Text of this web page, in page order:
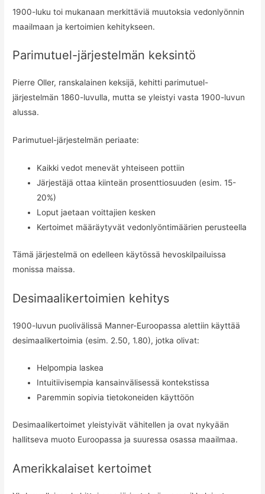
1900-luku toi mukanaan merkittäviä muutoksia vedonlyönnin
maailmaan ja kertoimien kehitykseen.
Parimutuel-järjestelmän keksintö
Pierre Oller, ranskalainen keksijä, kehitti parimutuel-
järjestelmän 1860-luvulla, mutta se yleistyi vasta 1900-luvun
alussa.
Parimutuel-järjestelmän periaate:
Kaikki vedot menevät yhteiseen pottiin
Järjestäjä ottaa kiinteän prosenttiosuuden (esim. 15-
20%)
Loput jaetaan voittajien kesken
Kertoimet määräytyvät vedonlyöntimäärien perusteella
Tämä järjestelmä on edelleen käytössä hevoskilpailuissa
monissa maissa.
Desimaalikertoimien kehitys
1900-luvun puolivälissä Manner-Euroopassa alettiin käyttää
desimaalikertoimia (esim. 2.50, 1.80), jotka olivat:
Helpompia laskea
Intuitiivisempia kansainvälisessä kontekstissa
Paremmin sopivia tietokoneiden käyttöön
Desimaalikertoimet yleistyivät vähitellen ja ovat nykyään
hallitseva muoto Euroopassa ja suuressa osassa maailmaa.
Amerikkalaiset kertoimet